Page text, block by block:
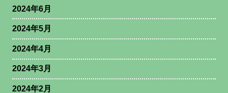
2024年6月
2024年5月
2024年4月
2024年3月
2024年2月